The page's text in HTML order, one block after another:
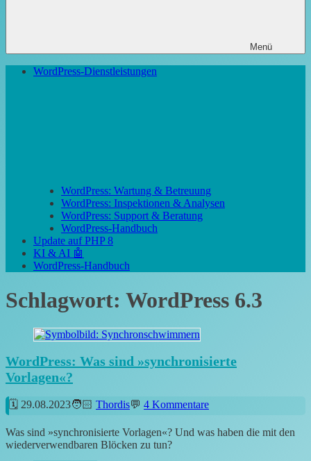
Menü
WordPress-Dienstleistungen
WordPress: Wartung & Betreuung
WordPress: Inspektionen & Analysen
WordPress: Support & Beratung
WordPress-Handbuch
Update auf PHP 8
KI & AI 🤖
WordPress-Handbuch
Schlagwort: WordPress 6.3
WordPress: Was sind »synchronisierte
Vorlagen«?
29.08.2023 Thordis 4 Kommentare
Was sind »synchronisierte Vorlagen«? Und was haben die mit den
wiederverwendbaren Blöcken zu tun?